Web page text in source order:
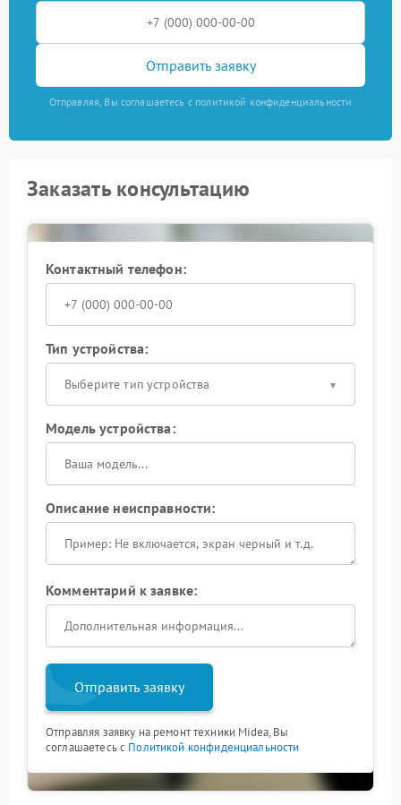
Отправить заявку
Отправляя, Вы соглашаетесь с политикой конфиденциальности
Заказать консультацию
Контактный телефон:
Тип устройства:
Выберите тип устройства
Модель устройства:
Описание неисправности:
Комментарий к заявке:
Отправить заявку
Отправляя заявку на ремонт техники Midea, Вы
соглашаетесь с Политикой конфиденциальности